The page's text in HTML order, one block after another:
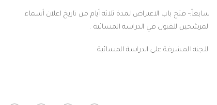
الاعتراض لمدة ثلاثة أيام من تاريخ اعلان أسماء
في الدراسة المسائية .
على الدراسة المسائية